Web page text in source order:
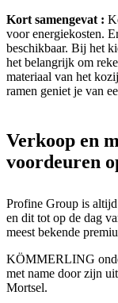
Kort samengevat :
voor energiekosten.
beschikbaar. Bij het
het belangrijk om
materiaal van het
ramen geniet je van
Verkoop en
voordeuren
Profine Group is
en dit tot op de dag
meest bekende
KÖMMERLING
met name door zijn
Mortsel.